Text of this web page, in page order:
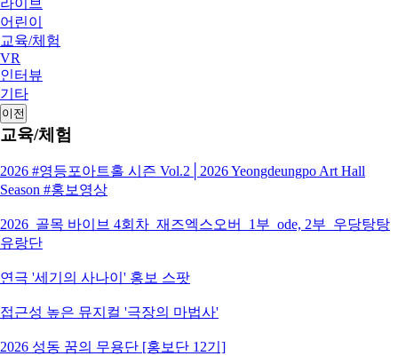
라이브
어린이
교육/체험
VR
인터뷰
기타
이전
교육/체험
2026 #영등포아트홀 시즌 Vol.2│2026 Yeongdeungpo Art Hall
Season #홍보영상
2026_골목 바이브 4회차_재즈엑스오버_1부_ode, 2부_우당탕탕
유랑단
연극 '세기의 사나이' 홍보 스팟
접근성 높은 뮤지컬 '극장의 마법사'
2026 성동 꿈의 무용단 [홍보단 12기]